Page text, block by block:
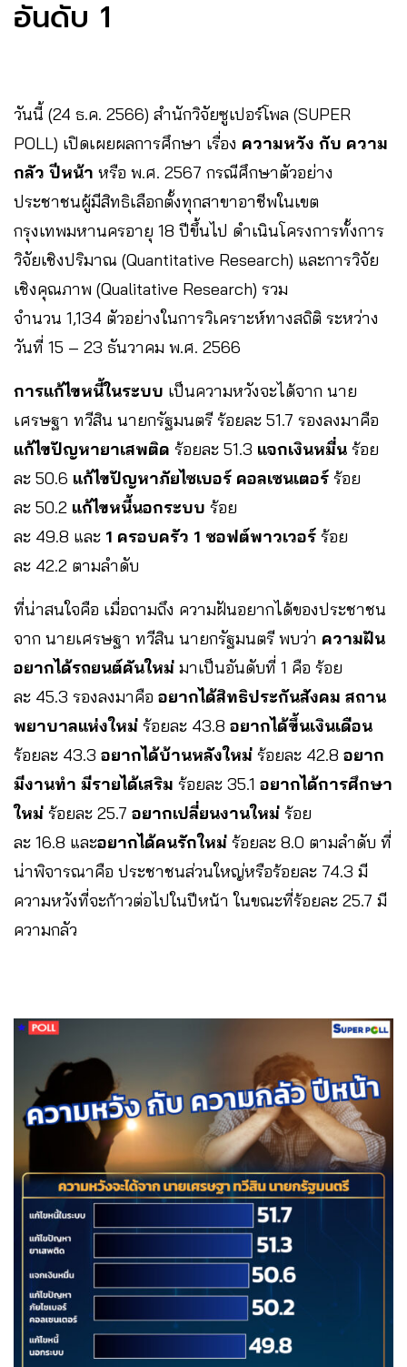
อันดับ 1
วันนี้ (24 ธ.ค. 2566) สำนักวิจัยซูเปอร์โพล (SUPER
POLL) เปิดเผยผลการศึกษา เรื่อง ความหวัง กับ ความ
กลัว ปีหน้า หรือ พ.ศ. 2567 กรณีศึกษาตัวอย่าง
ประชาชนผู้มีสิทธิเลือกตั้งทุกสาขาอาชีพในเขต
กรุงเทพมหานครอายุ 18 ปีขึ้นไป ดำเนินโครงการทั้งการ
วิจัยเชิงปริมาณ (Quantitative Research) และการวิจัย
เชิงคุณภาพ (Qualitative Research) รวม
จำนวน 1,134 ตัวอย่างในการวิเคราะห์ทางสถิติ ระหว่าง
วันที่ 15 – 23 ธันวาคม พ.ศ. 2566
การแก้ไขหนี้ในระบบ เป็นความหวังจะได้จาก นาย
เศรษฐา ทวีสิน นายกรัฐมนตรี ร้อยละ 51.7 รองลงมาคือ
แก้ไขปัญหายาเสพติด ร้อยละ 51.3 แจกเงินหมื่น ร้อย
ละ 50.6 แก้ไขปัญหาภัยไซเบอร์ คอลเซนเตอร์ ร้อย
ละ 50.2 แก้ไขหนี้นอกระบบ ร้อย
ละ 49.8 และ 1 ครอบครัว 1 ซอฟต์พาวเวอร์ ร้อย
ละ 42.2 ตามลำดับ
ที่น่าสนใจคือ เมื่อถามถึง ความฝันอยากได้ของประชาชน
จาก นายเศรษฐา ทวีสิน นายกรัฐมนตรี พบว่า ความฝัน
อยากได้รถยนต์คันใหม่ มาเป็นอันดับที่ 1 คือ ร้อย
ละ 45.3 รองลงมาคือ อยากได้สิทธิประกันสังคม สถาน
พยาบาลแห่งใหม่ ร้อยละ 43.8 อยากได้ขึ้นเงินเดือน
ร้อยละ 43.3 อยากได้บ้านหลังใหม่ ร้อยละ 42.8 อยาก
มีงานทำ มีรายได้เสริม ร้อยละ 35.1 อยากได้การศึกษา
ใหม่ ร้อยละ 25.7 อยากเปลี่ยนงานใหม่ ร้อย
ละ 16.8 และอยากได้คนรักใหม่ ร้อยละ 8.0 ตามลำดับ ที่
น่าพิจารณาคือ ประชาชนส่วนใหญ่หรือร้อยละ 74.3 มี
ความหวังที่จะก้าวต่อไปในปีหน้า ในขณะที่ร้อยละ 25.7 มี
ความกลัว